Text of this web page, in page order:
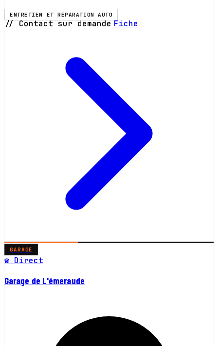
ENTRETIEN ET RÉPARATION AUTO
// Contact sur demande Fiche
GARAGE
☎ Direct
Garage de L'émeraude